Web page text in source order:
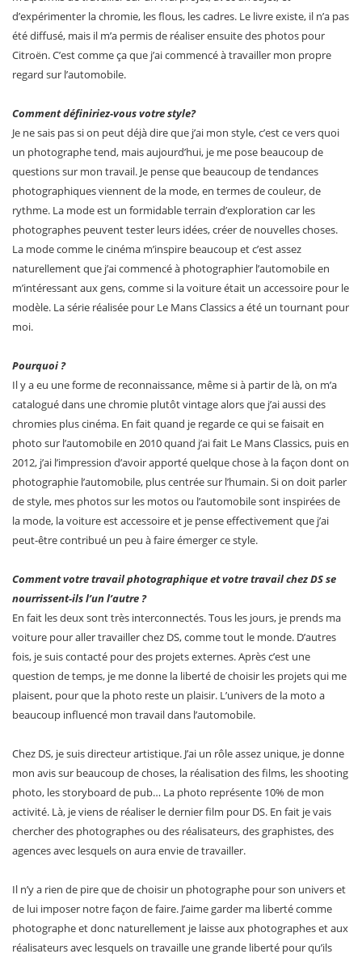
d’expérimenter la chromie, les flous, les cadres. Le livre existe, il n’a pas
été diffusé, mais il m’a permis de réaliser ensuite des photos pour
Citroën. C’est comme ça que j’ai commencé à travailler mon propre
regard sur l’automobile.
Comment définiriez-vous votre style?
Je ne sais pas si on peut déjà dire que j’ai mon style, c’est ce vers quoi
un photographe tend, mais aujourd’hui, je me pose beaucoup de
questions sur mon travail. Je pense que beaucoup de tendances
photographiques viennent de la mode, en termes de couleur, de
rythme. La mode est un formidable terrain d’exploration car les
photographes peuvent tester leurs idées, créer de nouvelles choses.
La mode comme le cinéma m’inspire beaucoup et c’est assez
naturellement que j’ai commencé à photographier l’automobile en
m’intéressant aux gens, comme si la voiture était un accessoire pour le
modèle. La série réalisée pour Le Mans Classics a été un tournant pour
moi.
Pourquoi ?
Il y a eu une forme de reconnaissance, même si à partir de là, on m’a
catalogué dans une chromie plutôt vintage alors que j’ai aussi des
chromies plus cinéma. En fait quand je regarde ce qui se faisait en
photo sur l’automobile en 2010 quand j’ai fait Le Mans Classics, puis en
2012, j’ai l’impression d’avoir apporté quelque chose à la façon dont on
photographie l’automobile, plus centrée sur l’humain. Si on doit parler
de style, mes photos sur les motos ou l’automobile sont inspirées de
la mode, la voiture est accessoire et je pense effectivement que j’ai
peut-être contribué un peu à faire émerger ce style.
Comment votre travail photographique et votre travail chez DS se
nourrissent-ils l’un l’autre ?
En fait les deux sont très interconnectés. Tous les jours, je prends ma
voiture pour aller travailler chez DS, comme tout le monde. D’autres
fois, je suis contacté pour des projets externes. Après c’est une
question de temps, je me donne la liberté de choisir les projets qui me
plaisent, pour que la photo reste un plaisir. L’univers de la moto a
beaucoup influencé mon travail dans l’automobile.
Chez DS, je suis directeur artistique. J’ai un rôle assez unique, je donne
mon avis sur beaucoup de choses, la réalisation des films, les shooting
photo, les storyboard de pub… La photo représente 10% de mon
activité. Là, je viens de réaliser le dernier film pour DS. En fait je vais
chercher des photographes ou des réalisateurs, des graphistes, des
agences avec lesquels on aura envie de travailler.
Il n’y a rien de pire que de choisir un photographe pour son univers et
de lui imposer notre façon de faire. J’aime garder ma liberté comme
photographe et donc naturellement je laisse aux photographes et aux
réalisateurs avec lesquels on travaille une grande liberté pour qu’ils